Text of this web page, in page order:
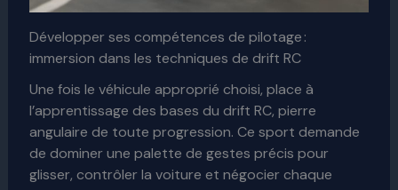
Développer ses compétences de pilotage :
immersion dans les techniques de drift RC
Une fois le véhicule approprié choisi, place à
l’apprentissage des bases du drift RC, pierre
angulaire de toute progression. Ce sport demande
de dominer une palette de gestes précis pour
glisser, contrôler la voiture et négocier chaque